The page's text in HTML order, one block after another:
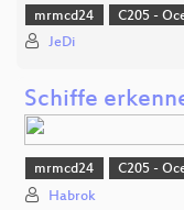
mrmcd24 C205 -
JeDi
Schiffe
mrmcd24 C205 -
Habrok